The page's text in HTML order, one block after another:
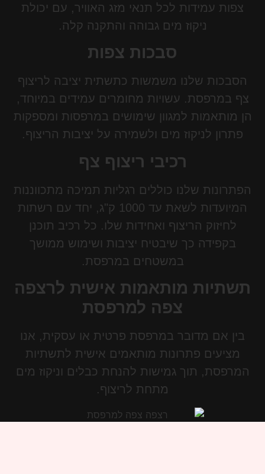
צפות עמידות לכל תנאי מזג האוויר, עם יכולת
ניקוז מים גבוהה והתקנה קלה.
סבכות צפות
הסבכות שלנו משמשות כתשתית יציבה לריצוף
צף במרפסת. עשויות מחומרים עמידים במיוחד,
הן מותאמות למגוון שימושים במרפסות ומספקות
פתרון לניקוז מים ולשמירה על יציבות הריצוף.
רכיבי ריצוף צף
הפתרונות שלנו כוללים רגליות תמיכה מתכווננות
המיועדות לשאת עד 1000 ק"ג, יחד עם רשתות
לחיזוק הריצוף ואחידות שלו. כל רכיב תוכנן
בקפידה כך שיבטיח יציבות ושימוש ממושך
במשטחים במרפסת.
תשתיות מותאמות אישית לרצפה
צפה למרפסת
בין אם מדובר במרפסת פרטית או עסקית, אנו
מציעים פתרונות מותאמים אישית לתשתיות
המרפסת, תוך גמישות להנחת כבלים וניקוז מים
מתחת לריצוף.